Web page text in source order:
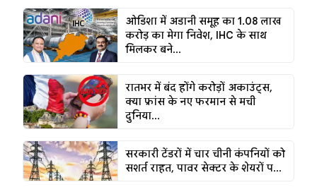
ओडिशा में अडानी समूह का ₹1.08 लाख
करोड़ का मेगा निवेश, IHC के साथ
मिलकर बने...
रातभर में बंद होंगे करोड़ों अकाउंट्स,
क्या फ्रांस के नए फरमान से मची
दुनिया...
सरकारी टेंडरों में चार चीनी कंपनियों को
सशर्त राहत, पावर सेक्टर के शेयरों प...